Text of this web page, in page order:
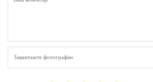
Завантажте фотографію